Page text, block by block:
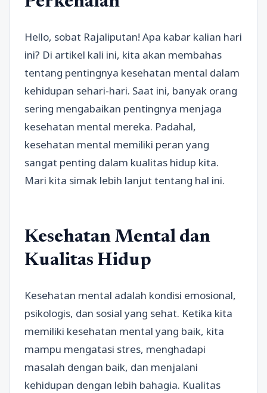
Hello, sobat Rajaliputan! Apa kabar kalian hari
ini? Di artikel kali ini, kita akan membahas
tentang pentingnya kesehatan mental dalam
kehidupan sehari-hari. Saat ini, banyak orang
sering mengabaikan pentingnya menjaga
kesehatan mental mereka. Padahal,
kesehatan mental memiliki peran yang
sangat penting dalam kualitas hidup kita.
Mari kita simak lebih lanjut tentang hal ini.
Kesehatan Mental dan
Kualitas Hidup
Kesehatan mental adalah kondisi emosional,
psikologis, dan sosial yang sehat. Ketika kita
memiliki kesehatan mental yang baik, kita
mampu mengatasi stres, menghadapi
masalah dengan baik, dan menjalani
kehidupan dengan lebih bahagia. Kualitas